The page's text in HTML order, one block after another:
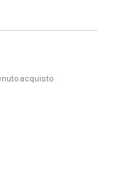
acquisto